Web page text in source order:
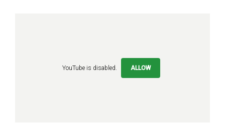
YouTube is disabled. ALLOW